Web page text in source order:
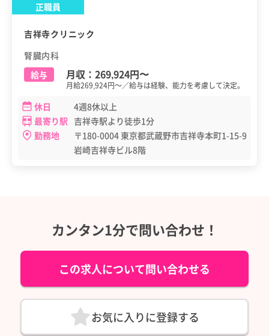
正職員
吉祥寺クリニック
腎臓内科
給与
月収： 269,924円〜
月給269,924円～／給与は経験、能力を考慮して決定。
休日
4週8休以上
最寄り駅 吉祥寺駅より徒歩1分
勤務地
〒180-0004 東京都武蔵野市吉祥寺本町1-15-9
岩崎吉祥寺ビル8階
カンタン1分で問い合わせ！
この求人について問い合わせる
お気に入りに登録する